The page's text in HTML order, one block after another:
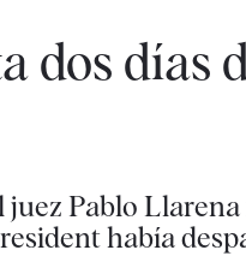
dos días
Pablo Llarena
había